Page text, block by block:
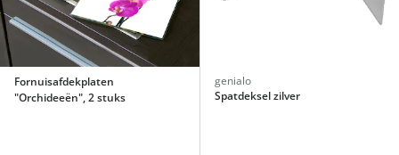
Fornuisafdekplaten
"Orchideeën", 2 stuks
genialo
Spatdeksel zilver